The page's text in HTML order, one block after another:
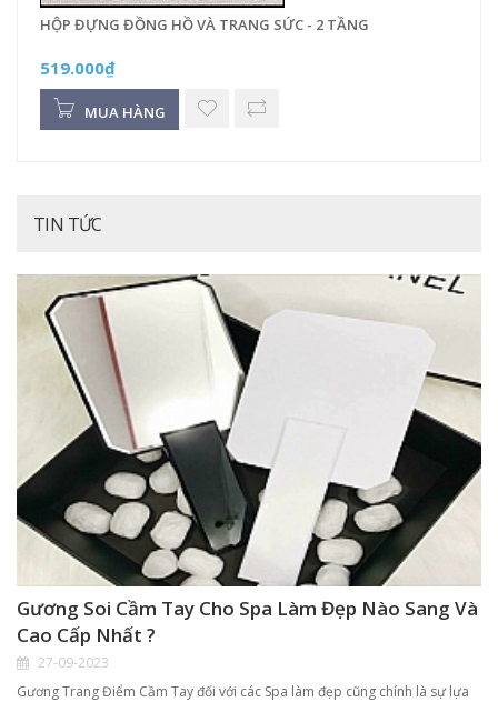
HỘP ĐỰNG ĐỒNG HỒ VÀ TRANG SỨC - 2 TẦNG
519.000₫
MUA HÀNG
TIN TỨC
Gương Soi Cầm Tay Cho Spa Làm Đẹp Nào Sang Và
Cao Cấp Nhất ?
27-09-2023
Gương Trang Điểm Cầm Tay đối với các Spa làm đẹp cũng chính là sự lựa